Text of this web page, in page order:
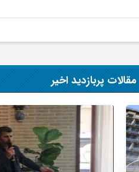
مقالات پربازدید اخیر